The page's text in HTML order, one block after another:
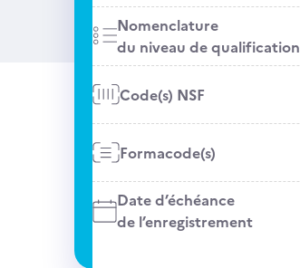
Nomenclature
du niveau de qualification
Code(s) NSF
Formacode(s)
Date d’échéance
de l’enregistrement